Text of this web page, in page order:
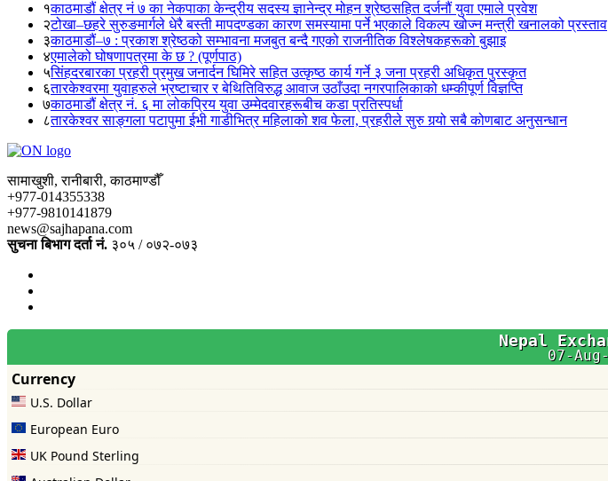
१काठमाडौं क्षेत्र नं ७ का नेकपाका केन्द्रीय सदस्य ज्ञानेन्द्र मोहन श्रेष्ठसहित दर्जनौं युवा एमाले प्रवेश
२टोखा–छहरे सुरुङमार्गले धेरै बस्ती मापदण्डका कारण समस्यामा पर्ने भएकाले विकल्प खोज्न मन्त्री खनालको प्रस्ताव
३काठमाडौं–७ : प्रकाश श्रेष्ठको सम्भावना मजबुत बन्दै गएको राजनीतिक विश्लेषकहरूको बुझाइ
४एमालेको घोषणापत्रमा के छ ? (पूर्णपाठ)
५सिंहदरबारका प्रहरी प्रमुख जनार्दन घिमिरे सहित उत्कृष्ठ कार्य गर्ने ३ जना प्रहरी अधिकृत पुरस्कृत
६तारकेश्वरमा युवाहरुले भ्रष्टाचार र बेथितिविरुद्ध आवाज उठाँउदा नगरपालिकाको धम्कीपूर्ण विज्ञप्ति
७काठमाडौं क्षेत्र नं. ६ मा लोकप्रिय युवा उम्मेदवारहरूबीच कडा प्रतिस्पर्धा
८तारकेश्वर साङ्गला पटापुमा ईभी गाडीभित्र महिलाको शव फेला, प्रहरीले सुरु गर्‍यो सबै कोणबाट अनुसन्धान
सामाखुशी, रानीबारी, काठमाण्डौँ
+977-014355338
+977-9810141879
news@sajhapana.com
सुचना बिभाग दर्ता नं. ३०५ / ०७२-०७३